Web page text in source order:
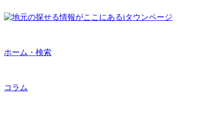
ホーム・検索
コラム